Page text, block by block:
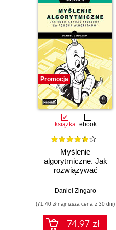
Promocja
książka ebook
Myślenie
algorytmiczne. Jak
rozwiązywać
pomocą
Wydanie II
Daniel Zingaro
(71,40 zł najniższa cena z 30 dni)
74.97 zł